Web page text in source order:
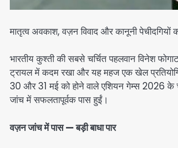
मातृत्व अवकाश, वज़न विवाद और कानूनी
भारतीय कुश्ती की सबसे चर्चित पहलवान विनेश
ट्रायल में कदम रखा और यह महज एक खेल
30 और 31 मई को होने वाले एशियन गेम्स 2026 के
जांच में सफलतापूर्वक पास हुईं।
वज़न जांच में पास — बड़ी बाधा पार